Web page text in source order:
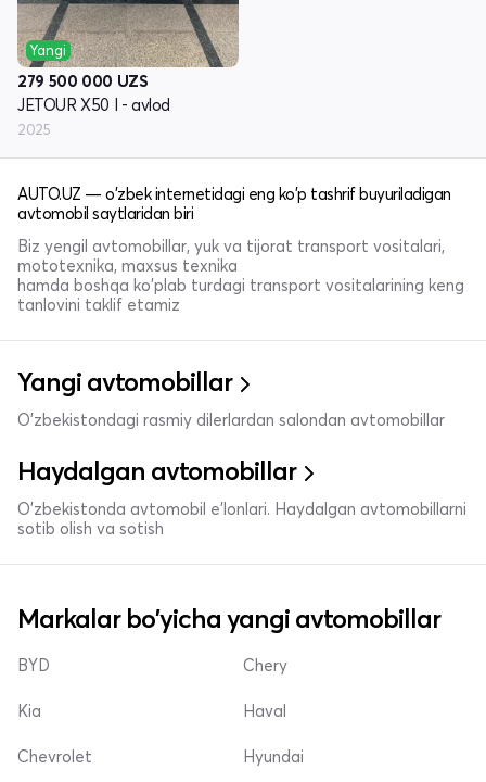
Yangi
279 500 000 UZS
JETOUR X50 I - avlod
2025
AUTO.UZ — o'zbek internetidagi eng ko'p tashrif buyuriladigan
avtomobil saytlaridan biri
Biz yengil avtomobillar, yuk va tijorat transport vositalari,
mototexnika, maxsus texnika
hamda boshqa ko'plab turdagi transport vositalarining keng
tanlovini taklif etamiz
Yangi avtomobillar
O'zbekistondagi rasmiy dilerlardan salondan avtomobillar
Haydalgan avtomobillar
O'zbekistonda avtomobil e’lonlari. Haydalgan avtomobillarni
sotib olish va sotish
Markalar bo'yicha yangi avtomobillar
BYD
Kia
Chevrolet
Chery
Haval
Hyundai